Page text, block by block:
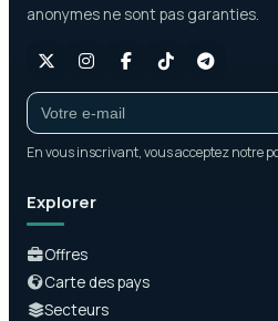
anonymes ne sont pas garanties.
En vous inscrivant, vous acceptez notre
Explorer
Offres
Carte des pays
Secteurs